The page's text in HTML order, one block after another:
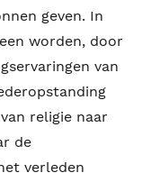
geven. In
worden, door
van
religie naar
de
verleden